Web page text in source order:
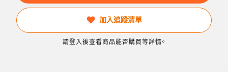
加入追蹤清單
請登入後查看商品能否購買等詳情。